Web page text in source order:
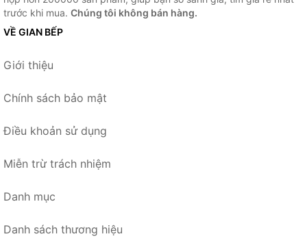
trước khi mua. Chúng tôi không bán hàng.
VỀ GIAN BẾP
Giới thiệu
Chính sách bảo mật
Điều khoản sử dụng
Miễn trừ trách nhiệm
Danh mục
Danh sách thương hiệu